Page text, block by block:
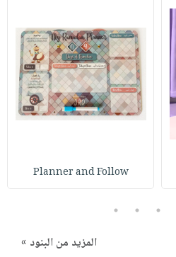
Planner and Follow
3
4
5
المزيد من البنود »